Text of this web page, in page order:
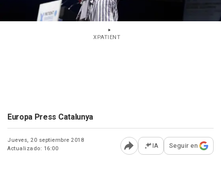
XPATIENT
Europa Press Catalunya
Jueves, 20 septiembre 2018
Actualizado: 16:00
Abrir opciones para
IA Seguir en